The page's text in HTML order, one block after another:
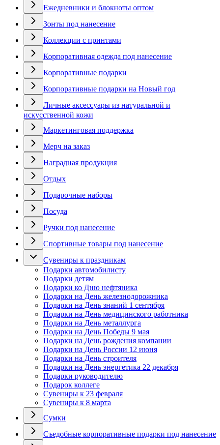
Ежедневники и блокноты оптом
Зонты под нанесение
Коллекции с принтами
Корпоративная одежда под нанесение
Корпоративные подарки
Корпоративные подарки на Новый год
Личные аксессуары из натуральной и
искусственной кожи
Маркетинговая поддержка
Мерч на заказ
Наградная продукция
Отдых
Подарочные наборы
Посуда
Ручки под нанесение
Спортивные товары под нанесение
Сувениры к праздникам
Подарки автомобилисту
Подарки детям
Подарки ко Дню нефтяника
Подарки на День железнодорожника
Подарки на День знаний 1 сентября
Подарки на День медицинского работника
Подарки на День металлурга
Подарки на День Победы 9 мая
Подарки на День рождения компании
Подарки на День России 12 июня
Подарки на День строителя
Подарки на День энергетика 22 декабря
Подарки руководителю
Подарок коллеге
Сувениры к 23 февраля
Сувениры к 8 марта
Сумки
Съедобные корпоративные подарки под нанесение